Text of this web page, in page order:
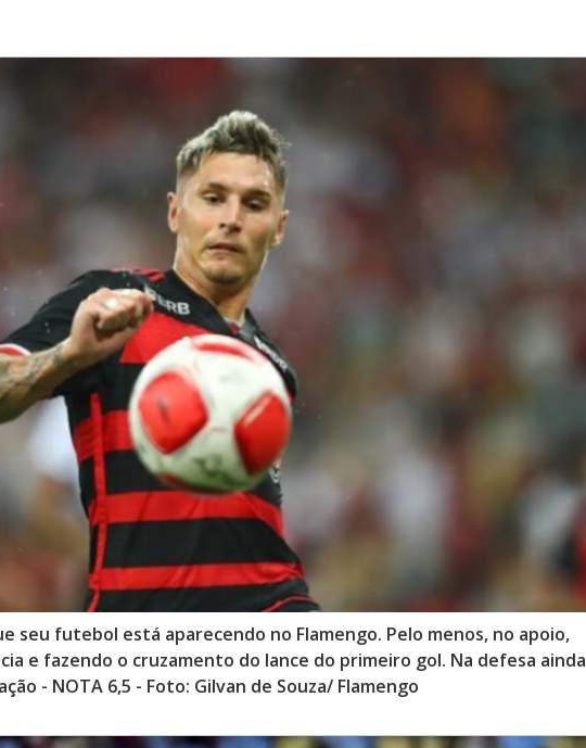
seu futebol está aparecendo no Flamengo. Pelo menos, no apoio,
e fazendo o cruzamento do lance do primeiro gol. Na defesa ainda
- NOTA 6,5 - Foto: Gilvan de Souza/ Flamengo